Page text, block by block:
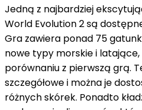
Jedną z najbardziej
World Evolution 2 są
Gra zawiera ponad 75
nowe typy morskie i
porównaniu z pierwszą grą.
szczegółowe i można je
różnych skórek. Ponadto